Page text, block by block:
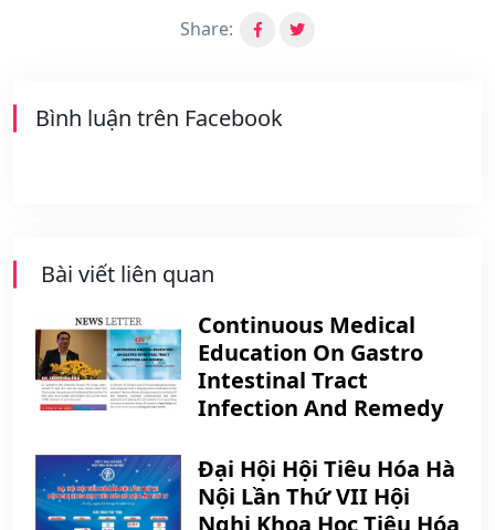
Share:
Bình luận trên Facebook
Bài viết liên quan
Continuous Medical
Education On Gastro
Intestinal Tract
Infection And Remedy
Đại Hội Hội Tiêu Hóa Hà
Nội Lần Thứ VII Hội
Nghị Khoa Học Tiêu Hóa